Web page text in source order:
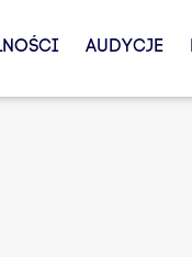
AUDYCJE